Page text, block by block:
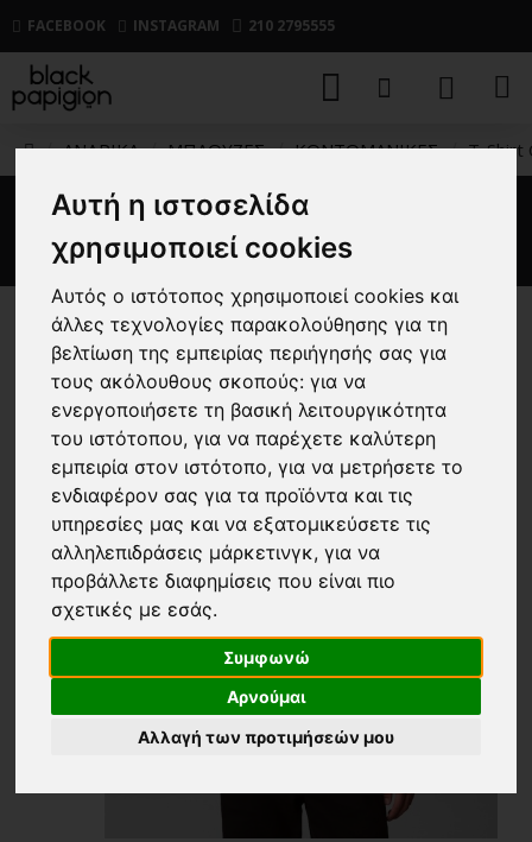
Αυτή η ιστοσελίδα
χρησιμοποιεί cookies
Αυτός ο ιστότοπος χρησιμοποιεί cookies και
άλλες τεχνολογίες παρακολούθησης για τη
βελτίωση της εμπειρίας περιήγησής σας για
τους ακόλουθους σκοπούς:για να
ενεργοποιήσετε τη βασική λειτουργικότητα
του ιστότοπου,για να παρέχετε καλύτερη
εμπειρία στον ιστότοπο,για να μετρήσετε το
ενδιαφέρον σας για τα προϊόντα και τις
υπηρεσίες μας και να εξατομικεύσετε τις
αλληλεπιδράσεις μάρκετινγκ,για να
προβάλλετε διαφημίσεις που είναι πιο
σχετικές με εσάς.
Συμφωνώ
Αρνούμαι
Αλλαγή των προτιμήσεών μου
FACEBOOK INSTAGRAM 210 2795555
ΑΝΔΡΙΚΑ ΜΠΛΟΥΖΕΣ ΚΟΝΤΟΜΑΝΙΚΕΣ T-Shirt
T-Shirt Calvin Klein γαλαζιό